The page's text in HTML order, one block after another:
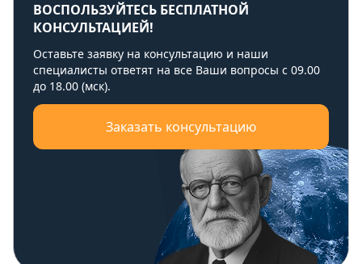
ВОСПОЛЬЗУЙТЕСЬ БЕСПЛАТНОЙ
КОНСУЛЬТАЦИЕЙ!
Оставьте заявку на консультацию и наши
специалисты ответят на все Ваши вопросы с 09.00
до 18.00 (мск).
Заказать консультацию